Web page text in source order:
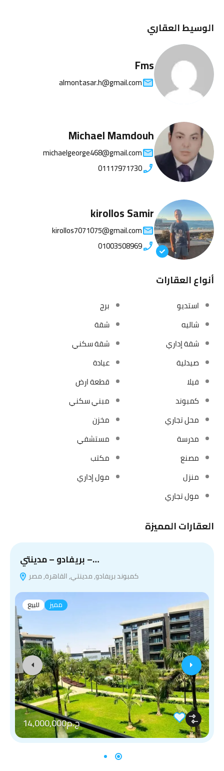
الوسيط العقاري
Fms
almontasar.h@gmail.com
Michael Mamdouh
michaelgeorge468@gmail.com
01117971730
kirollos Samir
kirollos7071075@gmail.com
01003508969
أنواع العقارات
استديو
برج
شاليه
شقة
شقة إداري
شقة سكني
صيدلية
عيادة
فيلا
قطعة ارض
كمبوند
مبني سكني
محل تجاري
مخزن
مدرسة
مستشفي
مصنع
مكتب
منزل
مول إداري
مول تجاري
العقارات المميزة
بريفادو – مدينتي –…
كمبوند بريفادو, مدينتي, القاهرة, مصر
للبيع مميز
ج.م14,000,000